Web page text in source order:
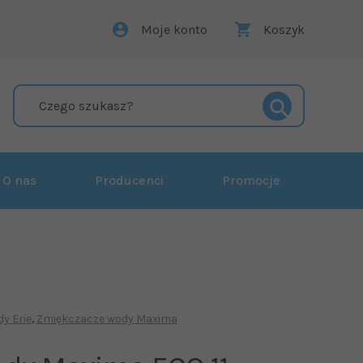
Moje konto Koszyk
O nas Producenci Promocje
Erie Zmiękczacze wody Maxima